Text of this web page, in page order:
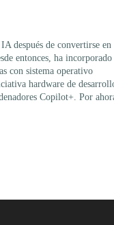
después de convertirse en
entonces, ha incorporado
con sistema operativo
hardware de
Copilot+. Por